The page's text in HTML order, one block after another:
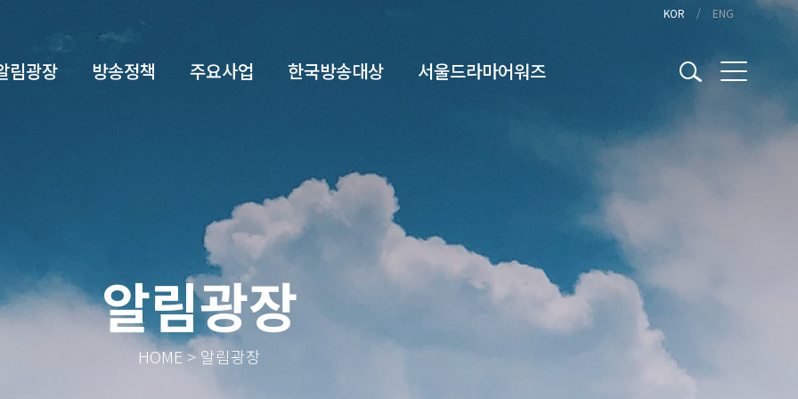
KOR ENG
림광장 방송정책 주요사업 한국방송대상 서울드라마어워즈
알림광장
HOME > 알림광장